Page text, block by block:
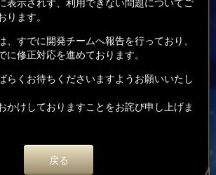
ます。
、すでに開発チームへ報告を行っており、
に修正対応を進めております。
らくお待ちくださいますようお願いいたし
かけしておりますことをお詫び申し上げま
戻る